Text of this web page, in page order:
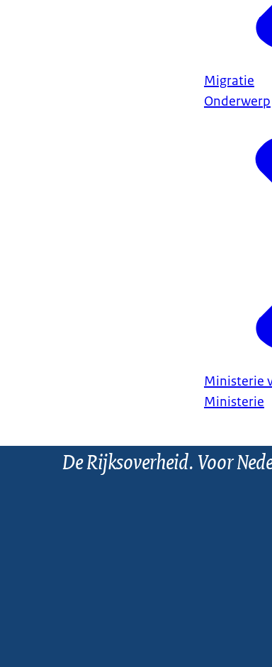
Migratie
Onderwerp
Ministerie
Ministerie
De Rijksoverheid. Voor